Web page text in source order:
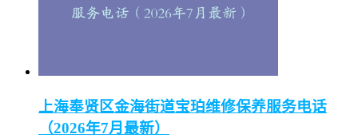
上海奉贤区金海街道宝珀维修保养服务电话
（2026年7月最新）